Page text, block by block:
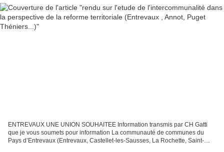
ENTREVAUX UNE UNION SOUHAITEE Information transmis par CH Gatti
que je vous soumets pour information La communauté de communes du
Pays d’Entrevaux (Entrevaux, Castellet-les-Sausses, La Rochette, Saint-